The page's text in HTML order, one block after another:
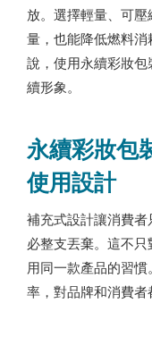
放。選擇輕量、可
量，也能降低燃料
說，使用永續彩妝
續形象。
永續彩妝包
使用設計
補充式設計讓消費
必整支丟棄。這不
用同一款產品的習
率，對品牌和消費者